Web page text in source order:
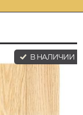
В НАЛИЧИИ